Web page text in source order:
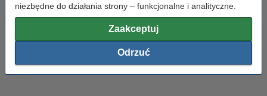
niezbędne do działania strony – funkcjonalne i analityczne.
Zaakceptuj
Odrzuć